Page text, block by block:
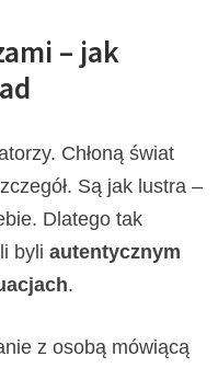
– jak
Chłoną świat
Są jak lustra –
Dlatego tak
byliautentycznym
.
z osobą mówiącą